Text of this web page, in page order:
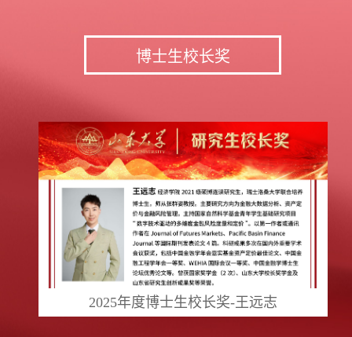
博士生校长奖
2025年度博士生校长奖-王远志